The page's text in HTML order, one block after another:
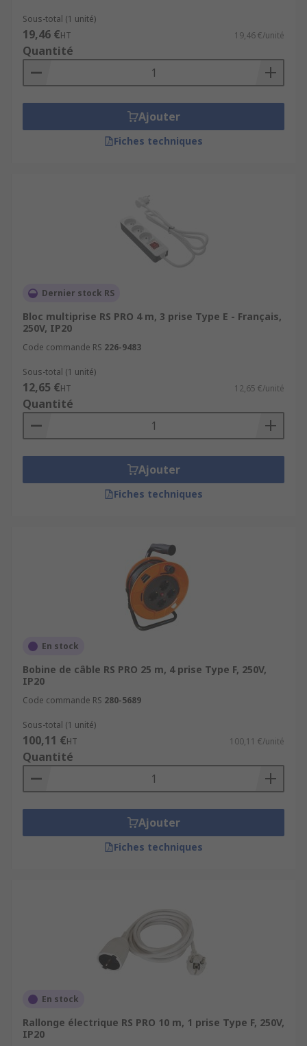
Sous-total (1 unité)
19,46 €HT 19,46 €/unité
Quantité
Ajouter
Fiches techniques
Dernier stock RS
Bloc multiprise RS PRO 4 m, 3 prise Type E - Français,
250V, IP20
Code commande RS 226-9483
Sous-total (1 unité)
12,65 €HT 12,65 €/unité
Quantité
Ajouter
Fiches techniques
En stock
Bobine de câble RS PRO 25 m, 4 prise Type F, 250V,
IP20
Code commande RS 280-5689
Sous-total (1 unité)
100,11 €HT 100,11 €/unité
Quantité
Ajouter
Fiches techniques
En stock
Rallonge électrique RS PRO 10 m, 1 prise Type F, 250V,
IP20